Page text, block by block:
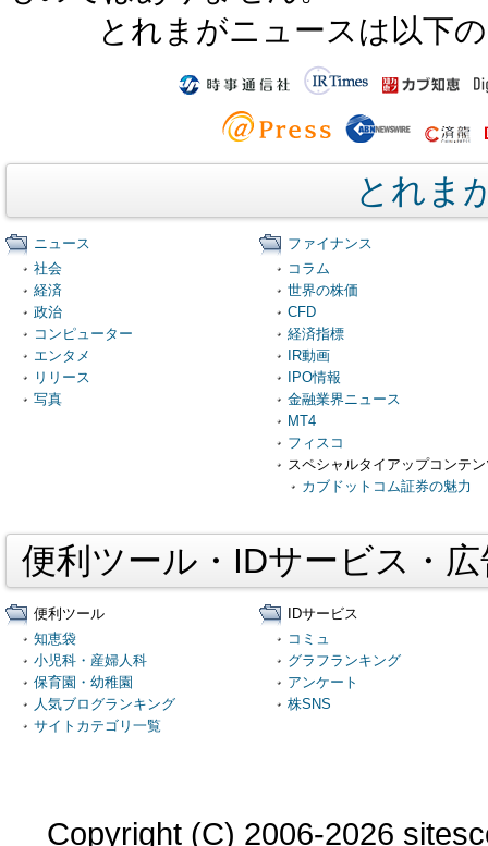
とれまがニュースは以下
とれま
ニュース
社会
経済
政治
コンピューター
エンタメ
リリース
写真
ファイナンス
コラム
世界の株価
CFD
経済指標
IR動画
IPO情報
金融業界ニュース
MT4
フィスコ
スペシャルタイアップコンテ
カブドットコム証券の魅力
便利ツール・IDサービス・
便利ツール
知恵袋
小児科・産婦人科
保育園・幼稚園
人気ブログランキング
サイトカテゴリ一覧
IDサービス
コミュ
グラフランキング
アンケート
株SNS
Copyright (C) 2006-2026